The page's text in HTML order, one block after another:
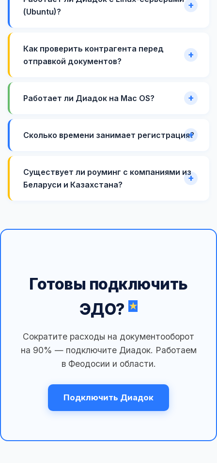
(Ubuntu)?
Как проверить контрагента перед
отправкой документов?
Работает ли Диадок на Mac OS?
Сколько времени занимает регистрация?
Существует ли роуминг с компаниями из
Беларуси и Казахстана?
Готовы подключить
ЭДО?
Сократите расходы на документооборот
на 90% — подключите Диадок. Работаем
в Феодосии и области.
Подключить Диадок